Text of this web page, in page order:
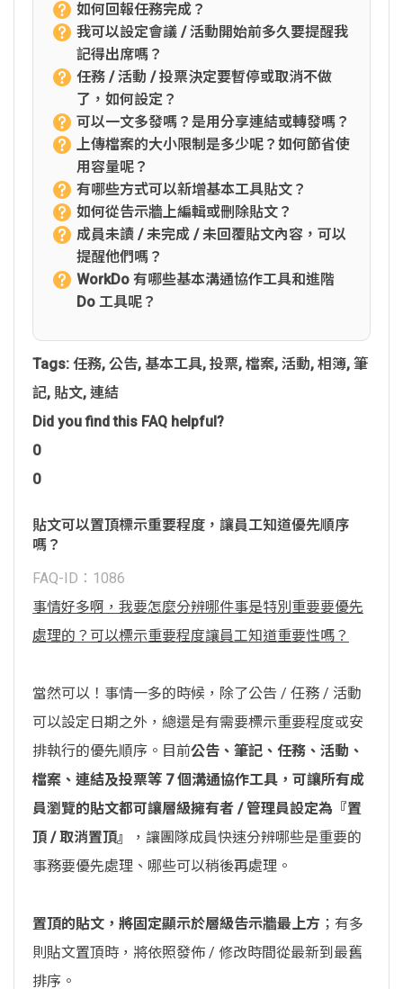
如何回報任務完成？
我可以設定會議 / 活動開始前多久要提醒我
記得出席嗎？
任務 / 活動 / 投票決定要暫停或取消不做
了，如何設定？
可以一文多發嗎？是用分享連結或轉發嗎？
上傳檔案的大小限制是多少呢？如何節省使
用容量呢？
有哪些方式可以新增基本工具貼文？
如何從告示牆上編輯或刪除貼文？
成員未讀 / 未完成 / 未回覆貼文內容，可以
提醒他們嗎？
WorkDo 有哪些基本溝通協作工具和進階
Do 工具呢？
Tags: 任務, 公告, 基本工具, 投票, 檔案, 活動, 相簿, 筆
記, 貼文, 連結
Did you find this FAQ helpful?
0
0
貼文可以置頂標示重要程度，讓員工知道優先順序
嗎？
FAQ-ID：1086
事情好多啊，我要怎麼分辨哪件事是特別重要要優先
處理的？可以標示重要程度讓員工知道重要性嗎？
當然可以！事情一多的時候，除了公告 / 任務 / 活動
可以設定日期之外，總還是有需要標示重要程度或安
排執行的優先順序。目前公告、筆記、任務、活動、
檔案、連結及投票等 7 個溝通協作工具，可讓所有成
員瀏覽的貼文都可讓層級擁有者 / 管理員設定為『置
頂 / 取消置頂』
，讓團隊成員快速分辨哪些是重要的
事務要優先處理、哪些可以稍後再處理。
置頂的貼文，將固定顯示於層級告示牆最上方 ；有多
則貼文置頂時，將依照發佈 / 修改時間從最新到最舊
排序。